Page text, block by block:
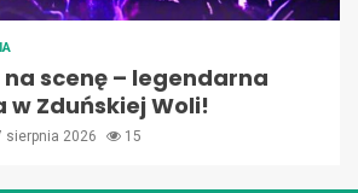
scenę – legendarna
Zduńskiej Woli!
sierpnia 2026 15